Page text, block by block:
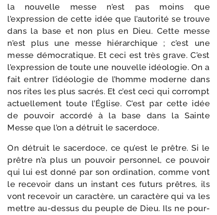
la nou­velle messe n’est pas moins que
l’expression de cette idée que l’autorité se trouve
dans la base et non plus en Dieu. Cette messe
n’est plus une messe hié­rar­chique ; c’est une
messe démo­cra­tique. Et ceci est très grave. C’est
l’expression de toute une nou­velle idéo­lo­gie. On a
fait entrer l’idéologie de l’homme moderne dans
nos rites les plus sacrés. Et c’est ceci qui cor­rompt
actuel­le­ment toute l’Église. C’est par cette idée
de pou­voir accor­dé à la base dans la Sainte
Messe que l’on a détruit le sacerdoce.
On détruit le sacer­doce, ce qu’est le prêtre. Si le
prêtre n’a plus un pou­voir per­son­nel, ce pou­voir
qui lui est don­né par son ordi­na­tion, comme vont
le rece­voir dans un ins­tant ces futurs prêtres, ils
vont rece­voir un carac­tère, un carac­tère qui va les
mettre au-​dessus du peuple de Dieu. Ils ne pour­